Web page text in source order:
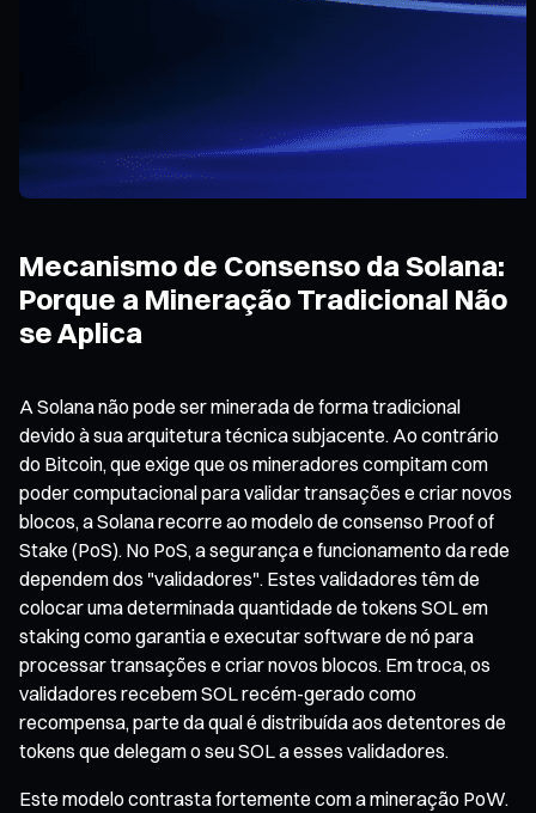
Mecanismo de Consenso da Solana:
Porque a Mineração Tradicional Não
se Aplica
A Solana não pode ser minerada de forma tradicional
devido à sua arquitetura técnica subjacente. Ao contrário
do Bitcoin, que exige que os mineradores compitam com
poder computacional para validar transações e criar novos
blocos, a Solana recorre ao modelo de consenso Proof of
Stake (PoS). No PoS, a segurança e funcionamento da rede
dependem dos "validadores". Estes validadores têm de
colocar uma determinada quantidade de tokens SOL em
staking como garantia e executar software de nó para
processar transações e criar novos blocos. Em troca, os
validadores recebem SOL recém-gerado como
recompensa, parte da qual é distribuída aos detentores de
tokens que delegam o seu SOL a esses validadores.
Este modelo contrasta fortemente com a mineração PoW.